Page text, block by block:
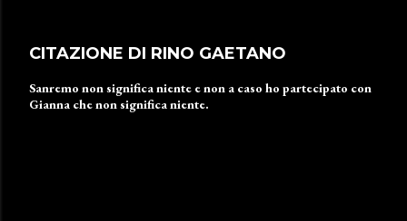
CITAZIONE DI RINO GAETANO
Sanremo non significa niente e non a caso ho partecipato con
Gianna che non significa niente.